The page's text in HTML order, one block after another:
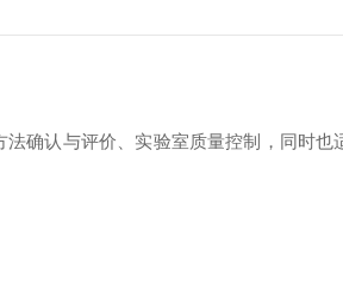
确认与评价、实验室质量控制，同时也